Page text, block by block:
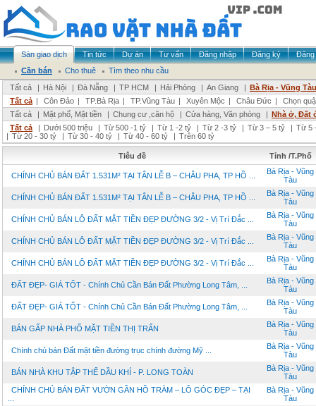
Sàn giao dịch Tin tức Dự án Tư vấn Đăng nhập Đăng ký
Đăng
Cần bán
Cho thuê
Tìm theo nhu cầu
Tất cả
| Hà Nội | Đà Nẵng | TP HCM | Hải Phòng | An Giang | Bà Rịa - Vũng Tàu
Tất cả | Côn Đảo | TP.Bà Rịa | TP.Vũng Tàu | Xuyên Mộc | Châu Đức |
Chọn
Tất cả
| Mặt phố, Mặt tiền | Chung cư ,căn hộ | Cửa hàng, Văn phòng | Nhà ở, Đất
Tất cả
| Dưới 500 triệu | Từ 500 -1 tỷ | Từ 1 -2 tỷ | Từ 2 -3 tỷ | Từ 3 – 5 tỷ | Từ 5
| Từ 20 - 30 tỷ | Từ 30 - 40 tỷ | Từ 40 - 60 tỷ | Trên 60 tỷ
Tiêu đề Tỉnh /T.Phố
CHÍNH CHỦ BÁN ĐẤT 1.531M² TẠI TÂN LỄ B – CHÂU PHA, TP HỒ ...
Bà Rịa - Vũng
Tàu
CHÍNH CHỦ BÁN ĐẤT 1.531M² TẠI TÂN LỄ B – CHÂU PHA, TP HỒ ...
Bà Rịa - Vũng
Tàu
CHÍNH CHỦ BÁN LÔ ĐẤT MẶT TIỀN ĐẸP ĐƯỜNG 3/2 - Vị Trí Đắc ...
Bà Rịa - Vũng
Tàu
CHÍNH CHỦ BÁN LÔ ĐẤT MẶT TIỀN ĐẸP ĐƯỜNG 3/2 - Vị Trí Đắc ...
Bà Rịa - Vũng
Tàu
CHÍNH CHỦ BÁN LÔ ĐẤT MẶT TIỀN ĐẸP ĐƯỜNG 3/2 - Vị Trí Đắc ...
Bà Rịa - Vũng
Tàu
ĐẤT ĐẸP- GIÁ TỐT - Chính Chủ Cần Bán Đất Phường Long Tâm, ...
Bà Rịa - Vũng
Tàu
ĐẤT ĐẸP- GIÁ TỐT - Chính Chủ Cần Bán Đất Phường Long Tâm, ...
Bà Rịa - Vũng
Tàu
BÁN GẤP NHÀ PHỐ MẶT TIỀN THỊ TRẤN
Bà Rịa - Vũng
Tàu
Chính chủ bán Đất mặt tiền đường trục chính đường Mỹ ...
Bà Rịa - Vũng
Tàu
BÁN NHÀ KHU TẬP THỂ DẦU KHÍ - P. LONG TOÀN
Bà Rịa - Vũng
Tàu
CHÍNH CHỦ BÁN ĐẤT VƯỜN GẦN HỒ TRÀM – LÔ GÓC ĐẸP – TẠI
Bà Rịa - Vũng
Tàu